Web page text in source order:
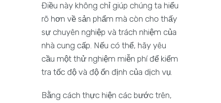
Điều này không chỉ giúp chúng ta hiểu
rõ hơn về sản phẩm mà còn cho thấy
sự chuyên nghiệp và trách nhiệm của
nhà cung cấp. Nếu có thể, hãy yêu
cầu một thử nghiệm miễn phí để kiểm
tra tốc độ và độ ổn định của dịch vụ.
Bằng cách thực hiện các bước trên,